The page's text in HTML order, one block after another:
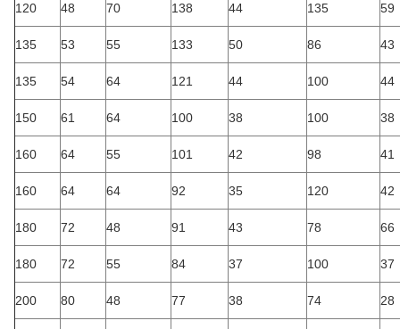
120 48 70 138 44 135 59
135 53 55 133 50 86 43
135 54 64 121 44 100 44
150 61 64 100 38 100 38
160 64 55 101 42 98 41
160 64 64 92 35 120 42
180 72 48 91 43 78 66
180 72 55 84 37 100 37
200 80 48 77 38 74 28